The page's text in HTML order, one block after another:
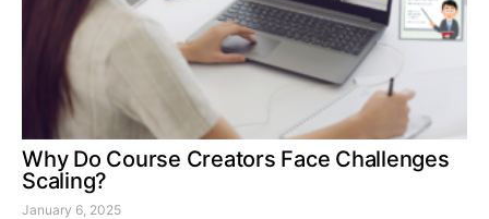
Why Do Course Creators Face Challenges
Scaling?
January 6, 2025